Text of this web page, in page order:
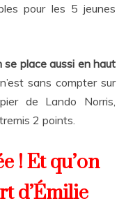
pour les 5 jeunes
se place aussi en haut
sans compter sur
de Lando Norris,
2 points.
! Et qu’on
d’Émilie